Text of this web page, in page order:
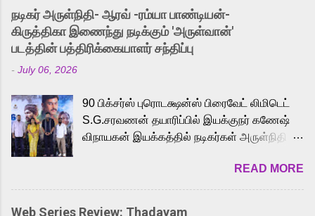
into the world of Eternia, the recently
released Tamil trailer has also generated
strong excitement among Tamil audiences.
Adding to the growing buzz is the film’s
to the iconic superhero He-Man. Known for
memorable songs like “Behene De” from
Raavan, “Oru Maalai” from Ghajini, and
loved for his versatile voice and strong
command over multiple languages, making
him a strong fit for the legendary character.
நடிகர் அருள்நிதி- ஆரவ் -ரம்யா பாண்டியன்-
கிருத்திகா இணைந்து நடிக்கும் 'அருள்வான்'
படத்தின் பத்திரிக்கையாளர் சந்திப்பு
- July 06, 2026
90 பிக்சர்ஸ் புரொடக்ஷன்ஸ் பிரைவேட் லிமிடெட்
S.G.சரவணன் தயாரிப்பில் இயக்குநர் கணேஷ்
விநாயகன் இயக்கத்தில் நடிகர்கள் அருள்நிதி -
முக்கிய வேடத்தில் இணைந்து நடித்திருக்கும்
'அருள்வான்' திரைப்படத்தினை
பத்திரிக்கையாளர் சந்திப்பு சென்னையில்
READ MORE
Web Series Review: Thadayam